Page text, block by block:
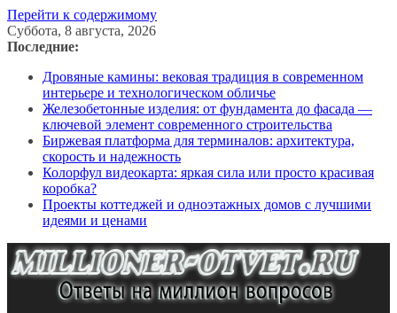
Перейти к содержимому
Суббота, 8 августа, 2026
Последние:
Дровяные камины: вековая традиция в современном
интерьере и технологическом обличье
Железобетонные изделия: от фундамента до фасада —
ключевой элемент современного строительства
Биржевая платформа для терминалов: архитектура,
скорость и надежность
Колорфул видеокарта: яркая сила или просто красивая
коробка?
Проекты коттеджей и одноэтажных домов с лучшими
идеями и ценами